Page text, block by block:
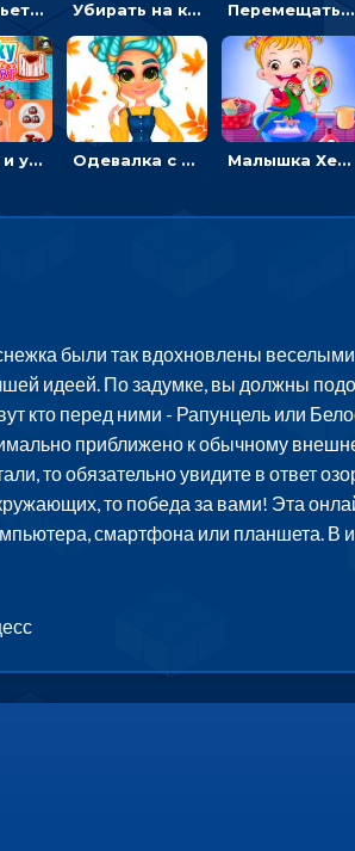
Ариэль шьет свадебные платья для принцесс в салоне - одевалка Убирать на кухне, готовить и печь кексы - для девочек Перемещать героя с корзиной или собирать мусор - гиперказуальная
Готовить и украшать десерт на Хэллоуин - для девочек Одевалка с яркими осенними нарядами: собирать образ для прогулки Малышка Хейзел ухаживает за попугаем: лечить и развлекать птичку
были так вдохновлены
идеей. По задумке, вы должны
кто перед ними - Рапунцель или
приближено к обычному
то обязательно увидите в ответ
то победа за вами! Эта
смартфона или планшета. В